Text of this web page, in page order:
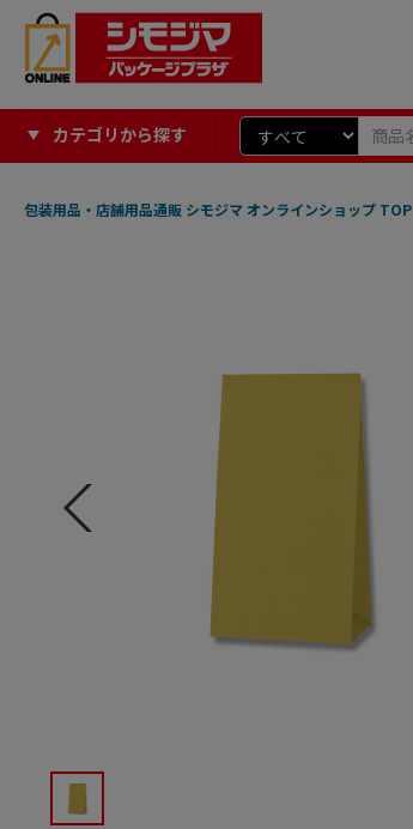
カテゴリから探す
包装用品・店舗用品通販 シモジマ オンラインショップ TOP